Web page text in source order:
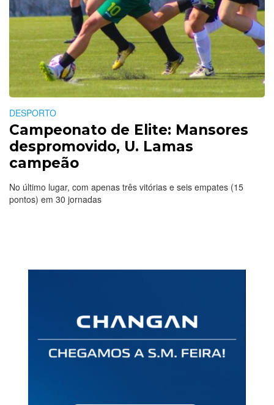
DESPORTO
Campeonato de Elite: Mansores
despromovido, U. Lamas
campeão
No último lugar, com apenas três vitórias e seis empates (15
pontos) em 30 jornadas